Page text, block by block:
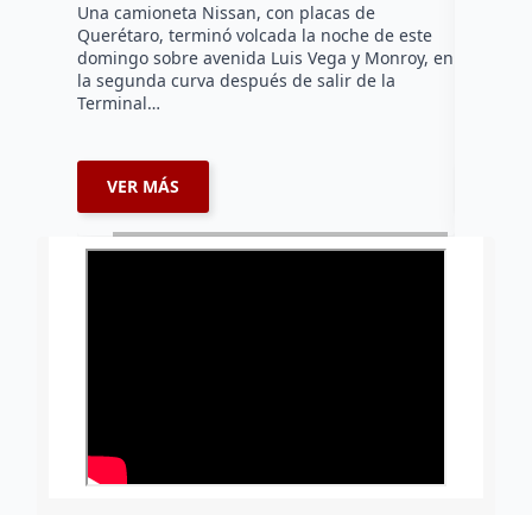
Una camioneta Nissan, con placas de
Querétaro, terminó volcada la noche de este
domingo sobre avenida Luis Vega y Monroy, en
la segunda curva después de salir de la
Terminal…
VER MÁS